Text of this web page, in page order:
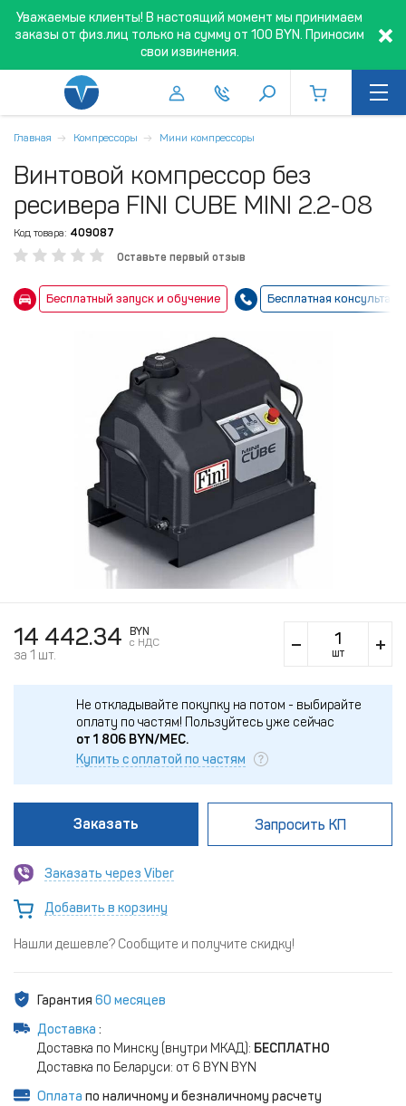
Уважаемые клиенты! В настоящий момент мы принимаем
заказы от физ.лиц только на сумму от 100 BYN. Приносим
свои извинения.
Главная Компрессоры Мини компрессоры
Винтовой компрессор без
ресивера FINI CUBE MINI 2.2-08
Код товара: 409087
Оставьте первый отзыв
Бесплатный запуск и обучение Бесплатная
14 442.34
BYN
c НДС
за 1 шт. шт
Не откладывайте покупку на потом - выбирайте
оплату по частям! Пользуйтесь уже сейчас
от 1 806 BYN/МЕС.
Купить с оплатой по частям
Заказать Запросить КП
Заказать через Viber
Добавить в корзину
Нашли дешевле? Сообщите и получите скидку!
Гарантия 60 месяцев
Доставка :
Доставка по Минску (внутри МКАД): БЕСПЛАТНО
Доставка по Беларуси: от 6 BYN BYN
Оплата по наличному и безналичному расчету